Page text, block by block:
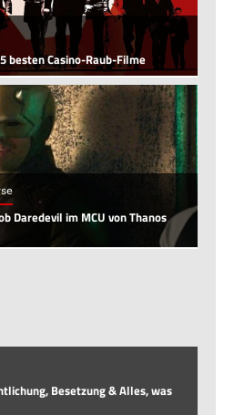
besten Casino-Raub-Filme
Daredevil im MCU von Thanos
Besetzung & Alles, was